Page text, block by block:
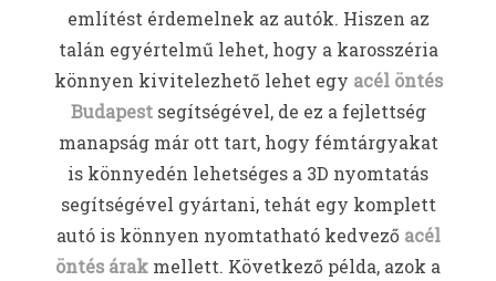
említést érdemelnek az autók. Hiszen az
talán egyértelmű lehet, hogy a karosszéria
könnyen kivitelezhető lehet egy acél öntés
Budapestsegítségével, de ez a fejlettség
manapság már ott tart, hogy fémtárgyakat
is könnyedén lehetséges a 3D nyomtatás
segítségével gyártani, tehát egy komplett
autó is könnyen nyomtatható kedvező acél
öntés árak mellett. Következő példa, azok a